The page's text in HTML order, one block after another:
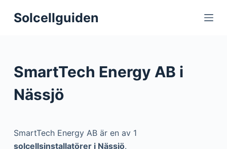
S
o
c
e
Solcellguiden
SmartTech Energy AB i
Nässjö
SmartTech Energy AB är en av 1
solcellsinstallatörer i Nässjö.